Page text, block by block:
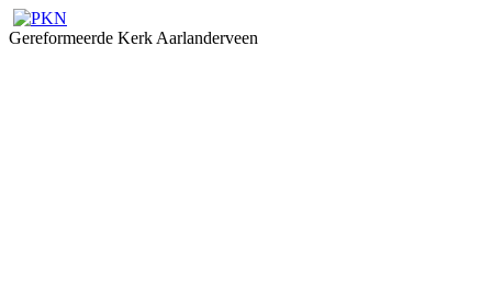
Gereformeerde Kerk Aarlanderveen